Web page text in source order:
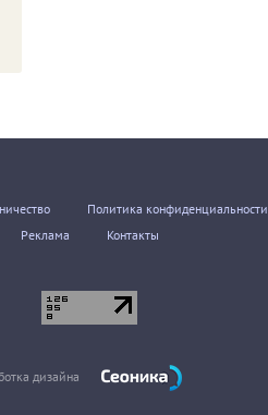
Политика конфиденциальности
Реклама
Контакты
дизайна